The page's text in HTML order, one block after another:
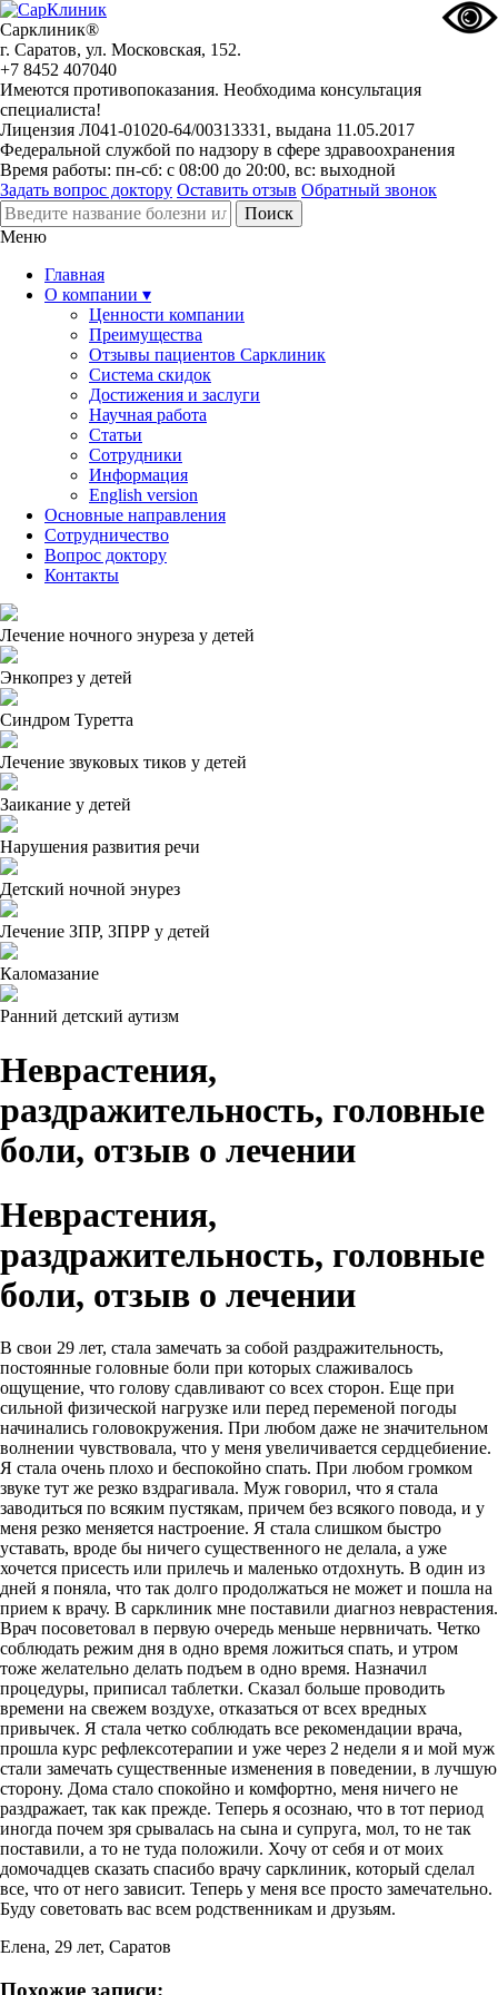
Сарклиник®
г. Саратов, ул. Московская, 152.
+7 8452 407040
Имеются противопоказания. Необходима консультация
специалиста!
Лицензия Л041-01020-64/00313331, выдана 11.05.2017
Федеральной службой по надзору в сфере здравоохранения
Время работы: пн-сб: с 08:00 до 20:00, вс: выходной
Задать вопрос доктору Оставить отзыв Обратный звонок
Меню
Главная
О компании ▾
Ценности компании
Преимущества
Отзывы пациентов Сарклиник
Система скидок
Достижения и заслуги
Научная работа
Статьи
Сотрудники
Информация
English version
Основные направления
Сотрудничество
Вопрос доктору
Контакты
Лечение ночного энуреза у детей
Энкопрез у детей
Синдром Туретта
Лечение звуковых тиков у детей
Заикание у детей
Нарушения развития речи
Детский ночной энурез
Лечение ЗПР, ЗПРР у детей
Каломазание
Ранний детский аутизм
Неврастения,
раздражительность, головные
боли, отзыв о лечении
Неврастения,
раздражительность, головные
боли, отзыв о лечении
В свои 29 лет, стала замечать за собой раздражительность,
постоянные головные боли при которых слаживалось
ощущение, что голову сдавливают со всех сторон. Еще при
сильной физической нагрузке или перед переменой погоды
начинались головокружения. При любом даже не значительном
волнении чувствовала, что у меня увеличивается сердцебиение.
Я стала очень плохо и беспокойно спать. При любом громком
звуке тут же резко вздрагивала. Муж говорил, что я стала
заводиться по всяким пустякам, причем без всякого повода, и у
меня резко меняется настроение. Я стала слишком быстро
уставать, вроде бы ничего существенного не делала, а уже
хочется присесть или прилечь и маленько отдохнуть. В один из
дней я поняла, что так долго продолжаться не может и пошла на
прием к врачу. В сарклиник мне поставили диагноз неврастения.
Врач посоветовал в первую очередь меньше нервничать. Четко
соблюдать режим дня в одно время ложиться спать, и утром
тоже желательно делать подъем в одно время. Назначил
процедуры, приписал таблетки. Сказал больше проводить
времени на свежем воздухе, отказаться от всех вредных
привычек. Я стала четко соблюдать все рекомендации врача,
прошла курс рефлексотерапии и уже через 2 недели я и мой муж
стали замечать существенные изменения в поведении, в лучшую
сторону. Дома стало спокойно и комфортно, меня ничего не
раздражает, так как прежде. Теперь я осознаю, что в тот период
иногда почем зря срывалась на сына и супруга, мол, то не так
поставили, а то не туда положили. Хочу от себя и от моих
домочадцев сказать спасибо врачу сарклиник, который сделал
все, что от него зависит. Теперь у меня все просто замечательно.
Буду советовать вас всем родственникам и друзьям.
Елена, 29 лет, Саратов
Похожие записи: